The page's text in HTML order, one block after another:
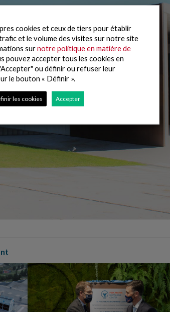
cookies et ceux de tiers pour établir
et le volume des visites sur notre site
surnotre politique en matière de
pouvez accepter tous les cookies en
ou définir ou refuser leur
le bouton « Définir ».
les cookies Accepter